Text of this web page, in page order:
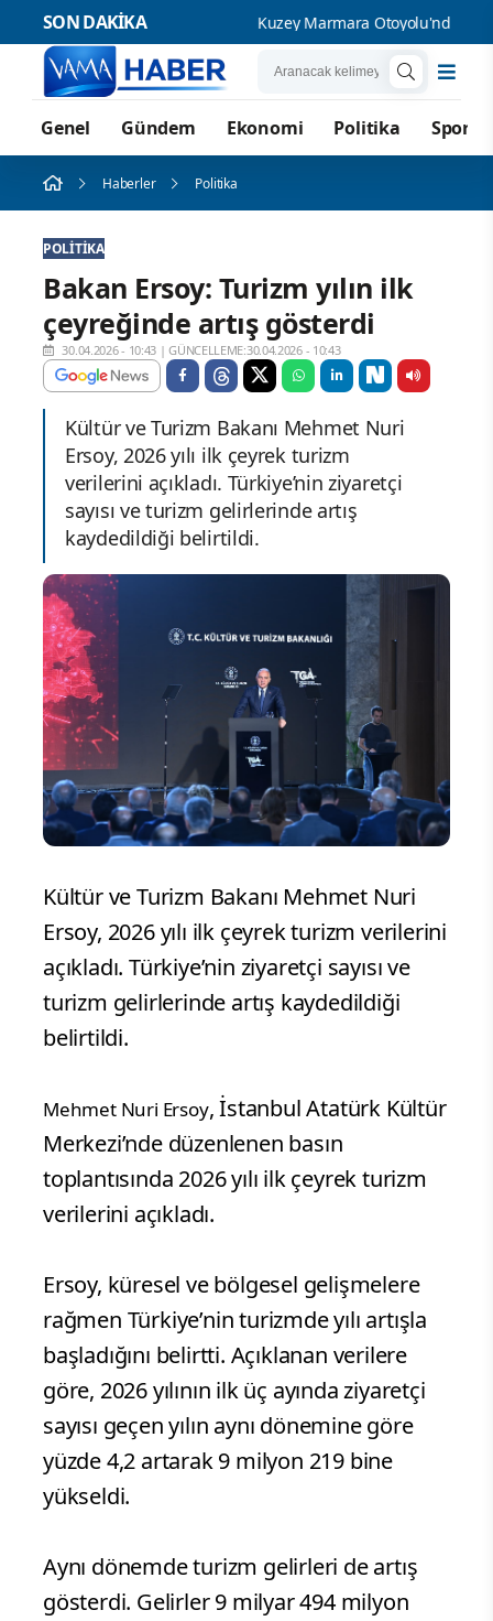
SON DAKİKA Kuzey Marmara Otoyolu'nda
Genel Gündem Ekonomi Politika Spor
Haberler Politika
POLITIKA
Bakan Ersoy: Turizm yılın ilk
çeyreğinde artış gösterdi
30.04.2026 - 10:43 |GÜNCELLEME:30.04.2026 - 10:43
Kültür ve Turizm Bakanı Mehmet Nuri
Ersoy, 2026 yılı ilk çeyrek turizm
verilerini açıkladı. Türkiye’nin ziyaretçi
sayısı ve turizm gelirlerinde artış
kaydedildiği belirtildi.
Kültür ve Turizm Bakanı Mehmet Nuri
Ersoy, 2026 yılı ilk çeyrek turizm verilerini
açıkladı. Türkiye’nin ziyaretçi sayısı ve
turizm gelirlerinde artış kaydedildiği
belirtildi.
Mehmet Nuri Ersoy, İstanbul Atatürk Kültür
Merkezi’nde düzenlenen basın
toplantısında 2026 yılı ilk çeyrek turizm
verilerini açıkladı.
Ersoy, küresel ve bölgesel gelişmelere
rağmen Türkiye’nin turizmde yılı artışla
başladığını belirtti. Açıklanan verilere
göre, 2026 yılının ilk üç ayında ziyaretçi
sayısı geçen yılın aynı dönemine göre
yüzde 4,2 artarak 9 milyon 219 bine
yükseldi.
Aynı dönemde turizm gelirleri de artış
gösterdi. Gelirler 9 milyar 494 milyon